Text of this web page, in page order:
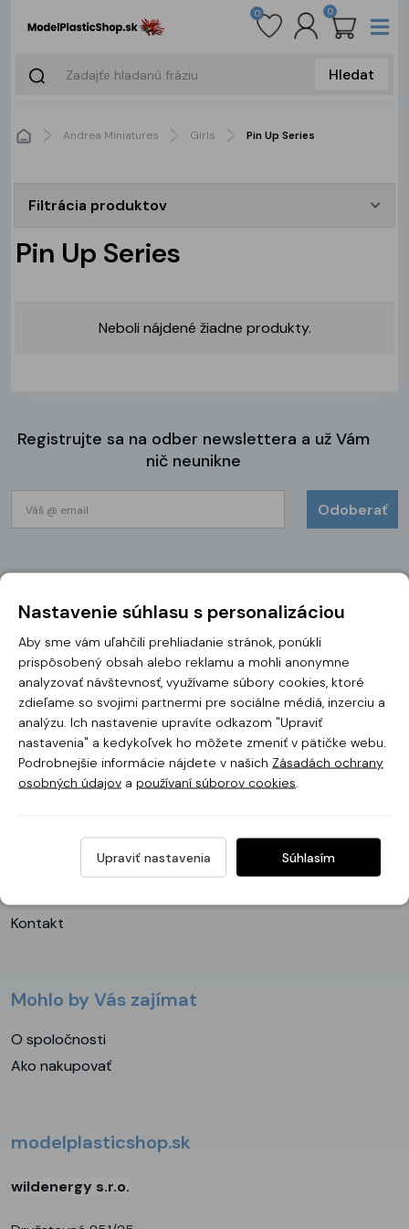
Hledat
0 0
Andrea Miniatures Girls Pin Up Series
Filtrácia produktov
Pin Up Series
Neboli nájdené žiadne produkty.
Registrujte sa na odber newslettera a už Vám
nič neunikne
Odoberať
Vše o nákupu
Doprava a platba
Nejčastější dotazy (FAQ)
Reklamácie
Vráceníe zboží
Obchodné podmienky
Zásady ochrany osobných údajov
Kontakt
Mohlo by Vás zajímat
O spoločnosti
Ako nakupovať
modelplasticshop.sk
wildenergy s.r.o.
Nastavenie súhlasu s personalizáciou
Aby sme vám uľahčili prehliadanie stránok, ponúkli
prispôsobený obsah alebo reklamu a mohli anonymne
analyzovať návštevnosť, využívame súbory cookies, ktoré
zdieľame so svojimi partnermi pre sociálne médiá, inzerciu a
analýzu. Ich nastavenie upravíte odkazom "Upraviť
nastavenia" a kedykoľvek ho môžete zmeniť v pätičke webu.
Podrobnejšie informácie nájdete v našich Zásadách ochrany
osobných údajov a používaní súborov cookies
Upraviť nastavenia Súhlasím